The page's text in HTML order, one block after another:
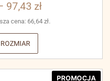
97,43 zł
cena: 66,64 zł.
PROMOCJA